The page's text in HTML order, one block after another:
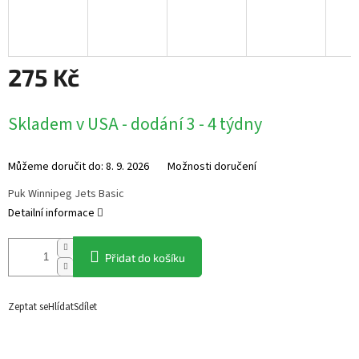
275 Kč
cena:
Skladem v USA - dodání 3 - 4 týdny
Můžeme doručit do: 8. 9. 2026 Možnosti doručení
Přidat do košíku
Puk Winnipeg Jets Basic
Detailní informace
Zeptat seHlídatSdílet